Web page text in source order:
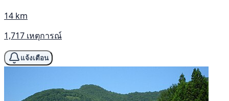
14 km
1,717 เหตุการณ์
แจ้งเตือน